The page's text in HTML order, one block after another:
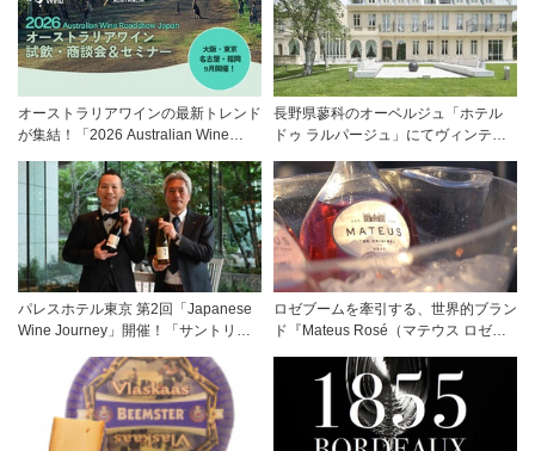
オーストラリアワインの最新トレンド
が集結！「2026 Australian Wine
で開催
長野県蓼科のオーベルジュ「ホテル
ドゥ ラルパージュ」にてヴィンテー
『シャトー・ペトリュス 1976年』ほ
か計7アイテムのワインペアリング
パレスホテル東京 第2回「Japanese
Wine Journey」開催！「サントリー
ンメーカー 篠田 健太郎氏が来場
ロゼブームを牽引する、世界的ブラン
ド『Mateus Rosé（マテウス ロゼ』